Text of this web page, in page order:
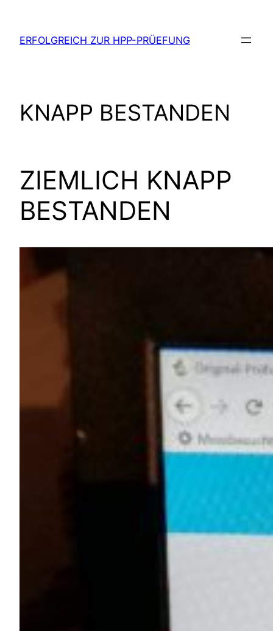
springen
ERFOLGREICH ZUR HPP-PRÜEFUNG
KNAPP BESTANDEN
ZIEMLICH KNAPP
BESTANDEN